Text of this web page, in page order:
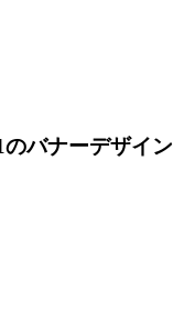
のバナーデザイン